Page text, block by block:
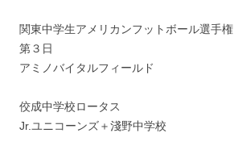
関東中学生アメリカンフットボール選手権
第３日
アミノバイタルフィールド
佼成中学校ロータス
Jr.ユニコーンズ＋淺野中学校